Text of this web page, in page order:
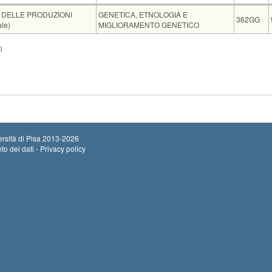
Insegnamento
PRODUZIONI
GENETICA, ETNOLOGIA E
MIGLIORAMENTO GENETICO
362GG
di Pisa 2013-2026
dei dati - Privacy policy